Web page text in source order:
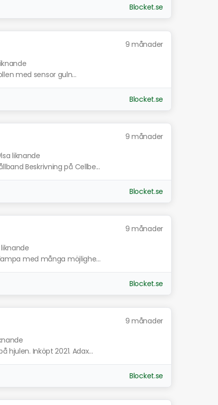
Blocket.se
9 månader
med sensor guln...
Blocket.se
9 månader
liknande
Beskrivning på Cellbe...
Blocket.se
9 månader
med många möjlighe...
Blocket.se
9 månader
Inköpt 2021. Adax...
Blocket.se